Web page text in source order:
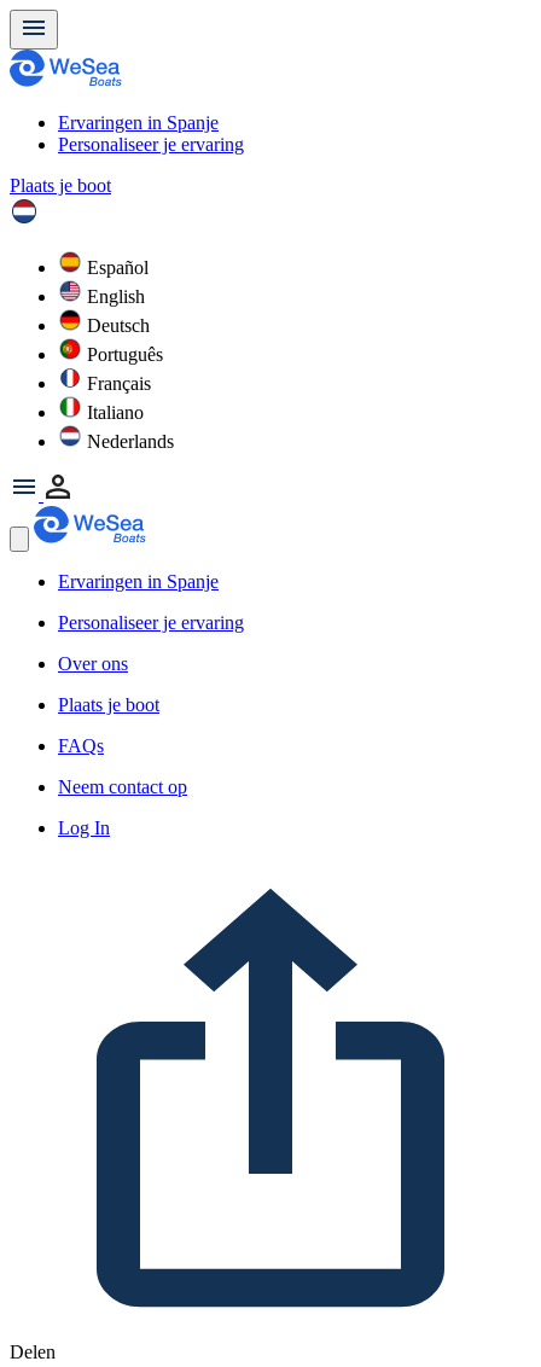
Ervaringen in Spanje
Personaliseer je ervaring
Plaats je boot
Español
English
Deutsch
Português
Français
Italiano
Nederlands
Ervaringen in Spanje
Personaliseer je ervaring
Over ons
Plaats je boot
FAQs
Neem contact op
Log In
Delen